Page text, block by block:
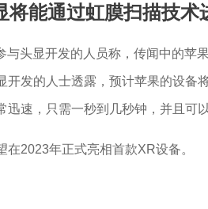
将能通过虹膜扫描技术
与头显开发的人员称，传闻中的苹
开发的人士透露，预计苹果的设
迅速，只需一秒到几秒钟，并且可
2023年正式亮相首款XR设备。